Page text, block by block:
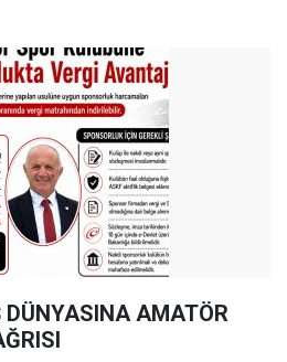
DÜNYASINA AMATÖR